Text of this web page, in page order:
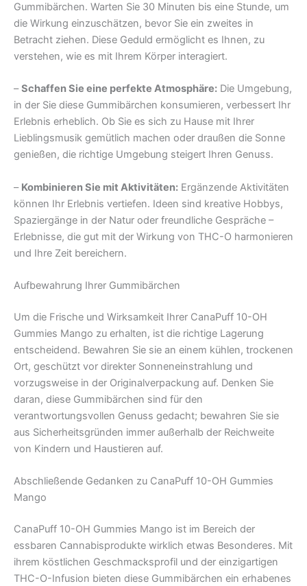
Gummibärchen. Warten Sie 30 Minuten bis eine Stunde, um
die Wirkung einzuschätzen, bevor Sie ein zweites in
Betracht ziehen. Diese Geduld ermöglicht es Ihnen, zu
verstehen, wie es mit Ihrem Körper interagiert.
–Schaffen Sie eine perfekte Atmosphäre: Die Umgebung,
in der Sie diese Gummibärchen konsumieren, verbessert Ihr
Erlebnis erheblich. Ob Sie es sich zu Hause mit Ihrer
Lieblingsmusik gemütlich machen oder draußen die Sonne
genießen, die richtige Umgebung steigert Ihren Genuss.
– Kombinieren Sie mit Aktivitäten: Ergänzende Aktivitäten
können Ihr Erlebnis vertiefen. Ideen sind kreative Hobbys,
Spaziergänge in der Natur oder freundliche Gespräche –
Erlebnisse, die gut mit der Wirkung von THC-O harmonieren
und Ihre Zeit bereichern.
Aufbewahrung Ihrer Gummibärchen
Um die Frische und Wirksamkeit Ihrer CanaPuff 10-OH
Gummies Mango zu erhalten, ist die richtige Lagerung
entscheidend. Bewahren Sie sie an einem kühlen, trockenen
Ort, geschützt vor direkter Sonneneinstrahlung und
vorzugsweise in der Originalverpackung auf. Denken Sie
daran, diese Gummibärchen sind für den
verantwortungsvollen Genuss gedacht; bewahren Sie sie
aus Sicherheitsgründen immer außerhalb der Reichweite
von Kindern und Haustieren auf.
Abschließende Gedanken zu CanaPuff 10-OH Gummies
Mango
CanaPuff 10-OH Gummies Mango ist im Bereich der
essbaren Cannabisprodukte wirklich etwas Besonderes. Mit
ihrem köstlichen Geschmacksprofil und der einzigartigen
THC-O-Infusion bieten diese Gummibärchen ein erhabenes